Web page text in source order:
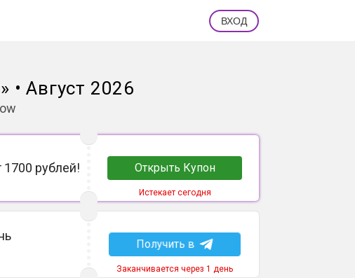
ВХОД
» •Август 2026
рублей! Открыть Купон
Истекает сегодня
Получить в
Заканчивается через 1 день